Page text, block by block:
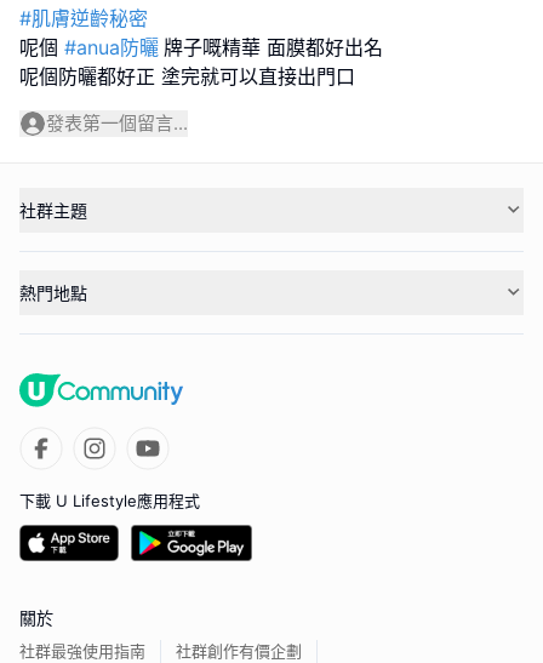
#肌膚逆齡秘密
呢個 #anua防曬 牌子嘅精華 面膜都好出名
呢個防曬都好正 塗完就可以直接出門口
發表第一個留言...
社群主題
熱門地點
下載 U Lifestyle應用程式
關於
社群最強使用指南 社群創作有價企劃